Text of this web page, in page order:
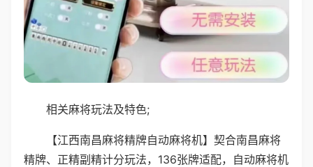
相关麻将玩法及特色;
【江西南昌麻将精牌自动麻将机】契合南昌麻将
精牌、正精副精计分玩法，136张牌适配，自动麻将机